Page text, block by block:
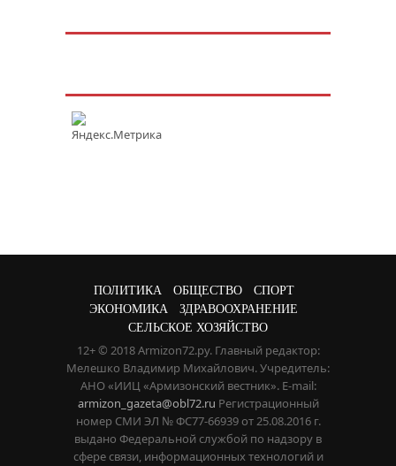
ПОЛИТИКА ОБЩЕСТВО
СПОРТ
ЭКОНОМИКА
ЗДРАВООХРАНЕНИЕ
СЕЛЬСКОЕ ХОЗЯЙСТВО
12+ © 2018 Armizon72.ру. Главный редактор:
Мелешко Владимир Михайлович. Учредитель:
АНО «ИИЦ «Армизонский вестник». E-mail:
armizon_gazeta@obl72.ru Регистрационный
номер СМИ ЭЛ № ФС77-66939 от 25.08.2016 г.
выдано Федеральной службой по надзору в
сфере связи, информационных технологий и